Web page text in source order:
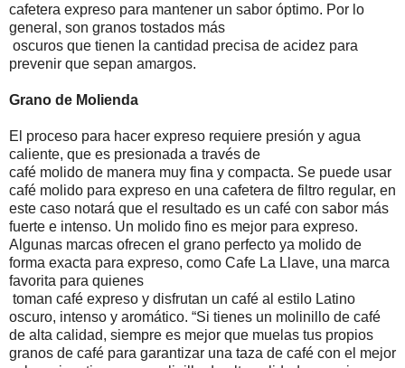
cafetera expreso para mantener un sabor óptimo. Por lo
general, son granos tostados más
oscuros que tienen la cantidad precisa de acidez para
prevenir que sepan amargos.
Grano de Molienda
El proceso para hacer expreso requiere presión y agua
caliente, que es presionada a través de
café molido de manera muy fina y compacta. Se puede usar
café molido para expreso en una cafetera de filtro regular, en
este caso notará que el resultado es un café con sabor más
fuerte e intenso. Un molido fino es mejor para expreso.
Algunas marcas ofrecen el grano perfecto ya molido de
forma exacta para expreso, como Cafe La Llave, una marca
favorita para quienes
toman café expreso y disfrutan un café al estilo Latino
oscuro, intenso y aromático. “Si tienes un molinillo de café
de alta calidad, siempre es mejor que muelas tus propios
granos de café para garantizar una taza de café con el mejor